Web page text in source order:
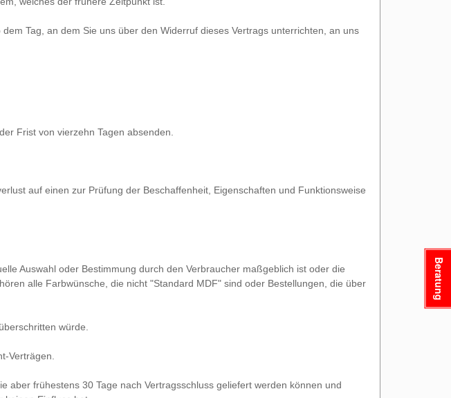
Tag, an dem Sie uns über den Widerruf dieses Vertrags unterrichten, an uns
Frist von vierzehn Tagen absenden.
auf einen zur Prüfung der Beschaffenheit, Eigenschaften und Funktionsweise
Auswahl oder Bestimmung durch den Verbraucher maßgeblich ist oder die
alle Farbwünsche, die nicht "Standard MDF" sind oder Bestellungen, die über
würde.
Verträgen.
aber frühestens 30 Tage nach Vertragsschluss geliefert werden können und
Beratung